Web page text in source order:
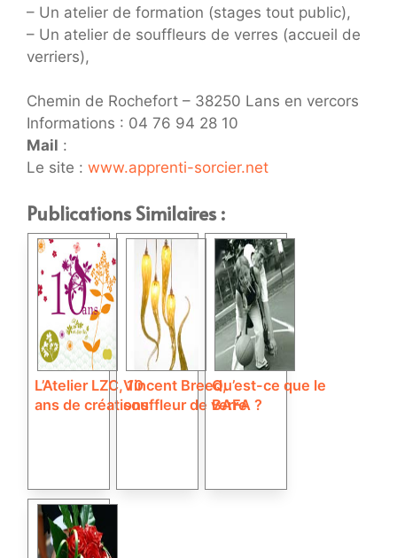
– Un atelier de formation (stages tout public),
– Un atelier de souffleurs de verres (accueil de
verriers),
Chemin de Rochefort – 38250 Lans en vercors
Informations : 04 76 94 28 10
Mail :
Le site : www.apprenti-sorcier.net
Publications Similaires :
L’Atelier LZC, 10
ans de créations
Vincent Breed,
souffleur de verre
Qu’est-ce que le
BAFA ?